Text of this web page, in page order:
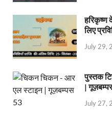
हरिकृष्ण
लिए
July 29,
पुस्तक
|
July 27,